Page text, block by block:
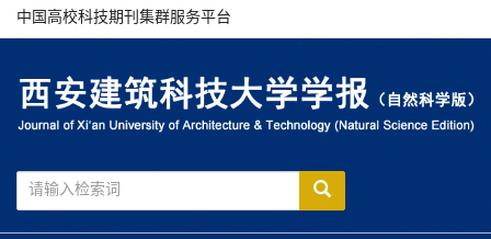
中国高校科技期刊集群服务平台